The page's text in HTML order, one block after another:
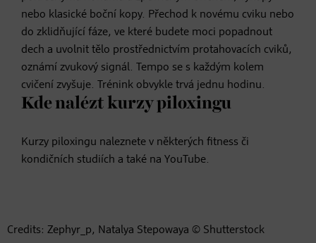
nebo klasické boční kopy. Přechod k novému cviku nebo
do zklidňující fáze, ve které budete moci popadnout
dech a uvolnit tělo prostřednictvím protahovacích cviků,
oznámí zvukový signál. Tempo se s každým kolem
cvičení zvyšuje. Trénink obvykle trvá jednu hodinu.
Kde nalézt kurzy piloxingu
Kurzy piloxingu naleznete v některých fitness či
kondičních studiích a také na YouTube.
Credits: Zephyr_p, Natalya Stepowaya © Shutterstock